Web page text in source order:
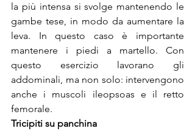
la più intensa si svolge mantenendo le
gambe tese, in modo da aumentare la
leva. In questo caso è importante
mantenere i piedi a martello. Con
questo esercizio lavorano gli
addominali, ma non solo: intervengono
anche i muscoli ileopsoas e il retto
femorale.
Tricipiti su panchina